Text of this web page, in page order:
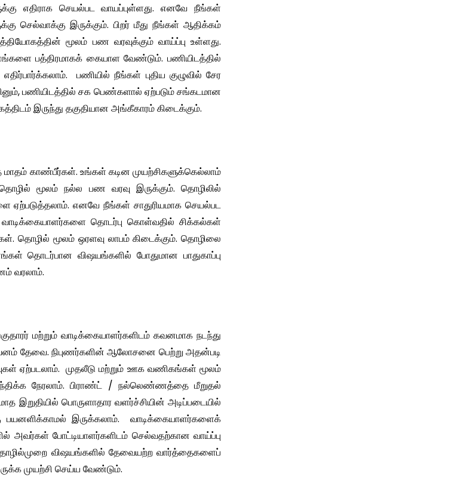
எதிராக செயல்பட வாயப்புள்ளது. எனவே நீங்கள்
செல்வாக்கு இருக்கும். பிறர் மீது நீங்கள் ஆதிக்கம்
மூலம் பண வரவுக்கும் வாய்ப்பு உள்ளது.
பத்திரமாகக் கையாள வேண்டும். பணியிடத்தில்
பணியில் நீங்கள் புதிய குழுவில் சேர
பணியிடத்தில் சக பெண்களால் ஏற்படும் சங்கடமான
இருந்து தகுதியான அங்கீகாரம் கிடைக்கும்.
காண்பீர்கள். உங்கள் கடின முயற்சிகளுக்கெல்லாம்
மூலம் நல்ல பண வரவு இருக்கும். தொழிலில்
ஏற்படுத்தலாம். எனவே நீங்கள் சாதுரியமாக செயல்பட
தொடர்பு கொள்வதில் சிக்கல்கள்
தொழில் மூலம் ஒரளவு லாபம் கிடைக்கும். தொழிலை
தொடர்பான விஷயங்களில் போதுமான பாதுகாப்பு
வரலாம்.
மற்றும் வாடிக்கையாளர்களிடம் கவனமாக நடந்து
தேவை. நிபுணர்களின் ஆலோசனை பெற்று அதன்படி
ஏற்படலாம். முதலீடு மற்றும் ஊக வணிகங்கள் மூலம்
நேரலாம். பிராண்ட் / நல்லெண்ணத்தை மீறுதல்
இறுதியில் பொருளாதார வளர்ச்சியின் அடிப்படையில்
பயனளிக்காமல் இருக்கலாம். வாடிக்கையாளர்களைக்
அவர்கள் போட்டியாளர்களிடம் செல்வதற்கான வாய்ப்பு
விஷயங்களில் தேவையற்ற வார்த்தைகளைப்
முயற்சி செய்ய வேண்டும்.